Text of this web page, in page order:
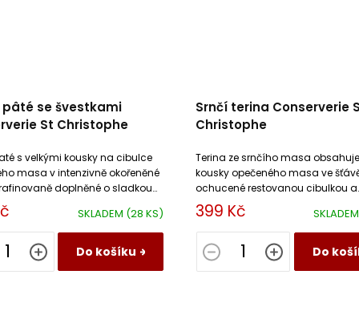
pâté se švestkami
St Christophe
SKLADEM (28 KS)
Do košíku
s velkými kousky na cibulce
masa v intenzivně okořeněné
doplněné o sladkou
švestek.
Srnčí terina Conserverie
Christophe
SKLADEM
399 Kč
Do
Terina ze srnčího masa
kousky opečeného masa ve
ochucené restovanou cibulkou a
calvadosem a je delikatesou pro
všechny milovníky masa.